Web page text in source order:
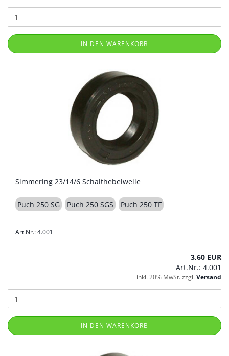
IN DEN WARENKORB
Simmering 23/14/6 Schalthebelwelle
Puch 250 SG Puch 250 SGS Puch 250 TF
Art.Nr.: 4.001
3,60 EUR
Art.Nr.: 4.001
inkl. 20% MwSt. zzgl.Versand
IN DEN WARENKORB